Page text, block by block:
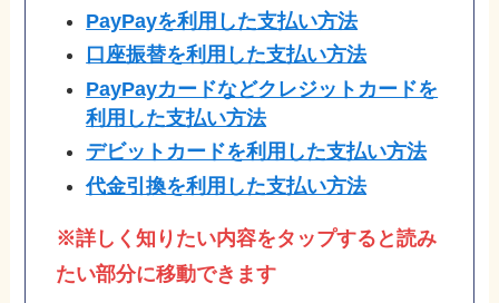
PayPayを利用した支払い方法
口座振替を利用した支払い方法
PayPayカードなどクレジットカードを
利用した支払い方法
デビットカードを利用した支払い方法
代金引換を利用した支払い方法
※詳しく知りたい内容をタップすると読み
たい部分に移動できます